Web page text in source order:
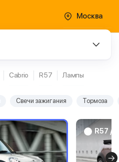
Москва
Cabrio R57 Лампы
Свечи зажигания Тормоза
R57 /